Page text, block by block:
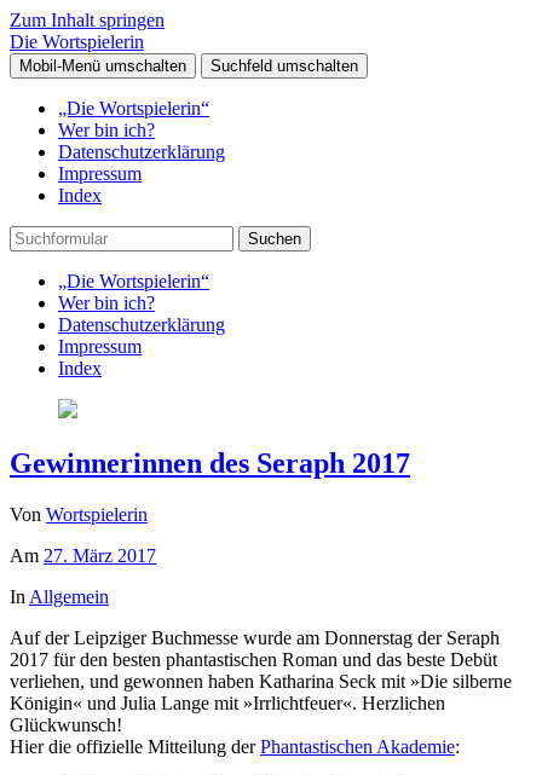
Zum Inhalt springen
Die Wortspielerin
Mobil-Menü umschalten Suchfeld umschalten
„Die Wortspielerin“
Wer bin ich?
Datenschutzerklärung
Impressum
Index
Suchen
„Die Wortspielerin“
Wer bin ich?
Datenschutzerklärung
Impressum
Index
Gewinnerinnen des Seraph 2017
Von Wortspielerin
Am 27. März 2017
In Allgemein
Auf der Leipziger Buchmesse wurde am Donnerstag der Seraph
2017 für den besten phantastischen Roman und das beste Debüt
verliehen, und gewonnen haben Katharina Seck mit »Die silberne
Königin« und Julia Lange mit »Irrlichtfeuer«. Herzlichen
Glückwunsch!
Hier die offizielle Mitteilung derPhantastischen Akademie: